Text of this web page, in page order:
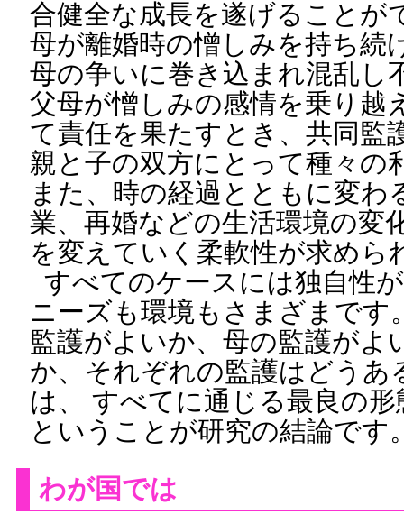
合健全な成長を遂げることが
母が離婚時の憎しみを持ち続
母の争いに巻き込まれ混乱し
父母が憎しみの感情を乗り越
て責任を果たすとき、共同監
親と子の双方にとって種々の
また、時の経過とともに変わ
業、再婚などの生活環境の変
を変えていく柔軟性が求めら
すべてのケースには独自性
ニーズも環境もさまざまです
監護がよいか、母の監護がよ
か、それぞれの監護はどうあ
は、 すべてに通じる最良の
ということが研究の結論です
わが国では